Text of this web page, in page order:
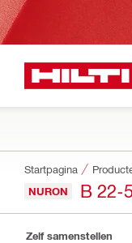
Startpagina
NURON B 22-
Zelf samenstellen